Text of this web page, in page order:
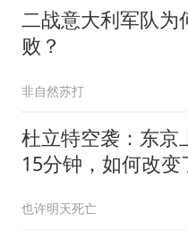
二战意大利军队为
败？
非自然苏打
杜立特空袭：东京
15分钟，如何改变
也许明天死亡